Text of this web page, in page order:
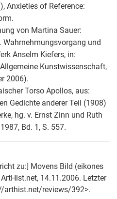
Anxieties of Reference:
von Martina Sauer:
Wahrnehmungsvorgang und
Anselm Kiefers, in:
Kunstwissenschaft,
2006).
Torso Apollos, aus:
Gedichte anderer Teil (1908)
hg. v. Ernst Zinn und Ruth
Bd. 1, S. 557.
zu:] Movens Bild (eikones
14.11.2006. Letzter
arthist.net/reviews/392>.